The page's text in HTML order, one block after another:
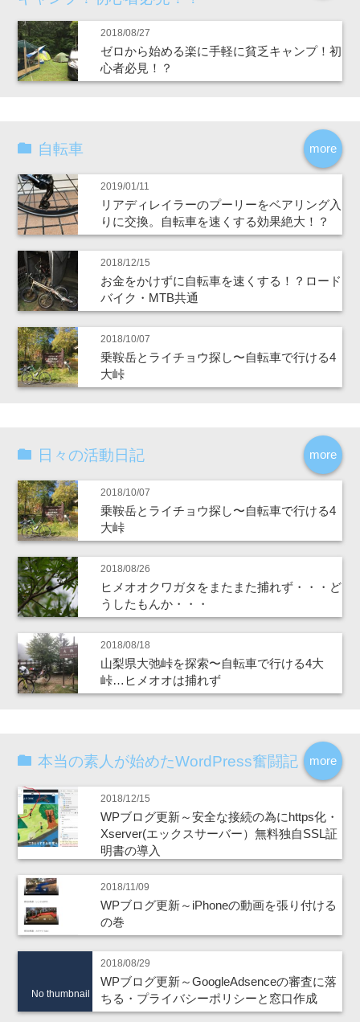
2018/08/27
ゼロから始める楽に手軽に貧乏キャンプ！初
心者必見！？
more
自転車
2019/01/11
リアディレイラーのプーリーをベアリング入
りに交換。自転車を速くする効果絶大！？
2018/12/15
お金をかけずに自転車を速くする！？ロード
バイク・MTB共通
2018/10/07
乗鞍岳とライチョウ探し〜自転車で行ける4
大峠
more
日々の活動日記
2018/10/07
乗鞍岳とライチョウ探し〜自転車で行ける4
大峠
2018/08/26
ヒメオオクワガタをまたまた捕れず・・・ど
うしたもんか・・・
2018/08/18
山梨県大弛峠を探索〜自転車で行ける4大
峠…ヒメオオは捕れず
more
本当の素人が始めたWordPress奮闘記
2018/12/15
WPブログ更新～安全な接続の為にhttps化・
Xserver(エックスサーバー）無料独自SSL証
明書の導入
2018/11/09
WPブログ更新～iPhoneの動画を張り付ける
の巻
No thumbnail
2018/08/29
WPブログ更新～GoogleAdsenceの審査に落
ちる・プライバシーポリシーと窓口作成